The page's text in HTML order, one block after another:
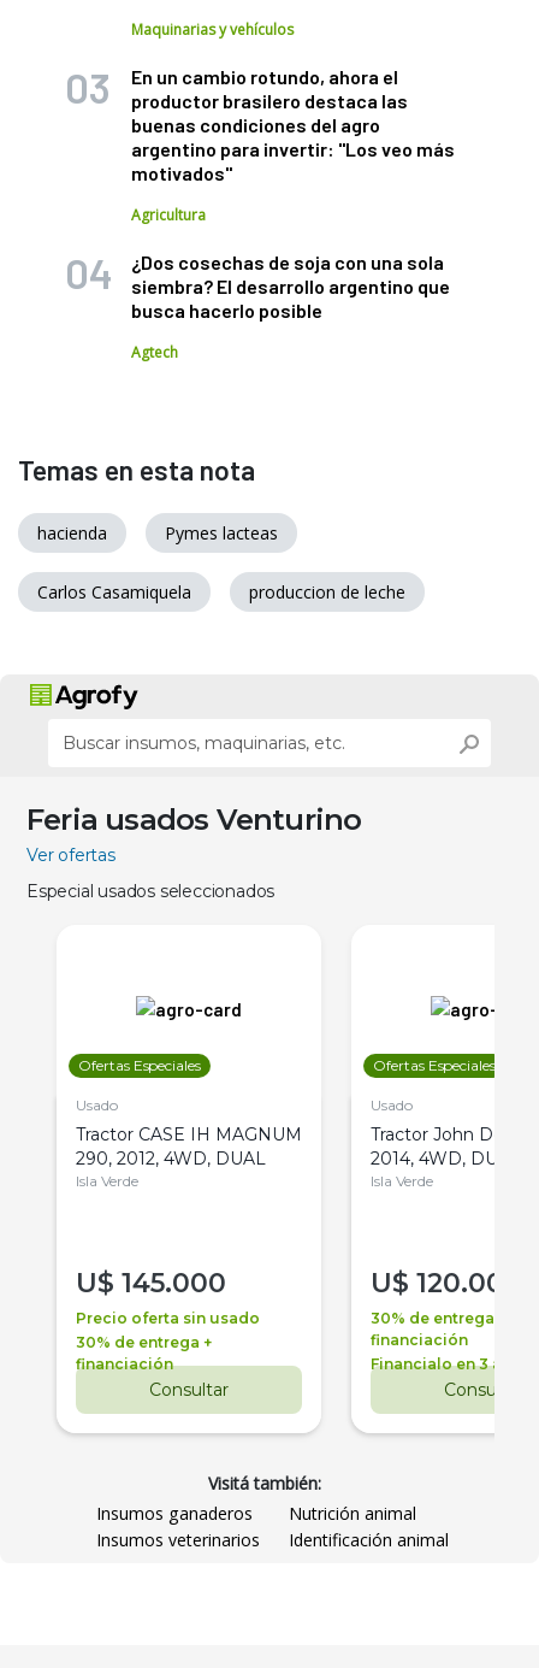
Maquinarias y vehículos
En un cambio rotundo, ahora el
productor brasilero destaca las
buenas condiciones del agro
argentino para invertir: "Los veo más
motivados"
Agricultura
¿Dos cosechas de soja con una sola
siembra? El desarrollo argentino que
busca hacerlo posible
Agtech
Temas en esta nota
hacienda Pymes lacteas
Carlos Casamiquela produccion de leche
Feria usados Venturino
Ver ofertas
Especial usados seleccionados
Ofertas Especiales
Usado
Tractor CASE IH MAGNUM
290, 2012, 4WD, DUAL
Isla Verde
U$ 145.000
Precio oferta sin usado
30% de entrega +
financiación
Consultar
Ofertas Especiales
Usado
Tractor John Deere
2014, 4WD, DUAL
Isla Verde
U$ 120.000
30% de entrega +
financiación
Financialo en 3 años
Consultar
Visitá también:
Insumos ganaderos
Nutrición animal
Insumos veterinarios
Identificación animal